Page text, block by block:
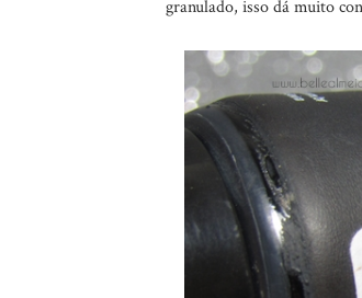
granulado, isso dá muito